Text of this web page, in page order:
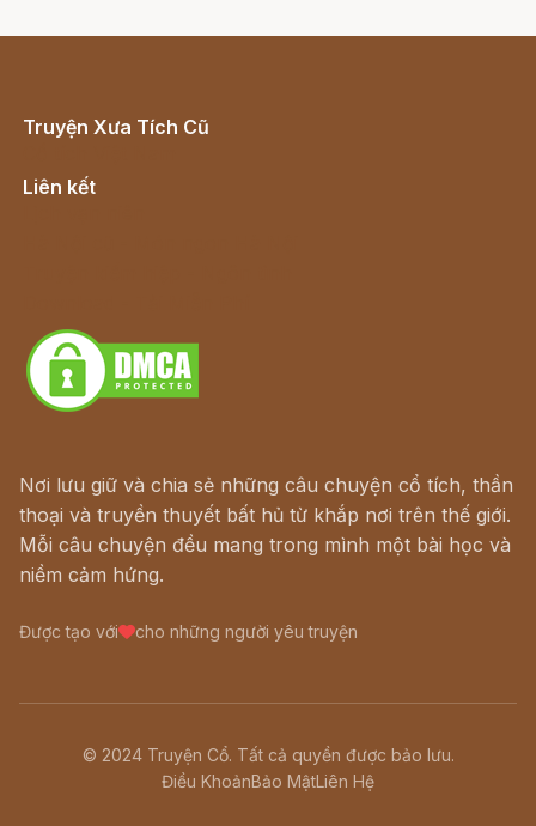
Truyện Xưa Tích Cũ
Liên kết
Nơi lưu giữ và chia sẻ những câu chuyện cổ tích, thần
thoại và truyền thuyết bất hủ từ khắp nơi trên thế giới.
Mỗi câu chuyện đều mang trong mình một bài học và
niềm cảm hứng.
Được tạo với cho những người yêu truyện
© 2024 Truyện Cổ. Tất cả quyền được bảo lưu.
Điều KhoảnBảo MậtLiên Hệ